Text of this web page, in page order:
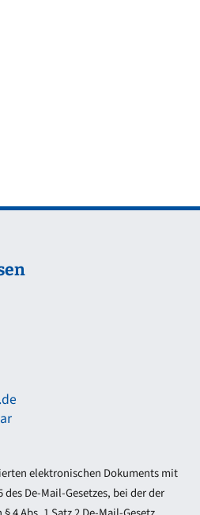
elektronischen Dokuments mit
des De-Mail-Gesetzes, bei der der